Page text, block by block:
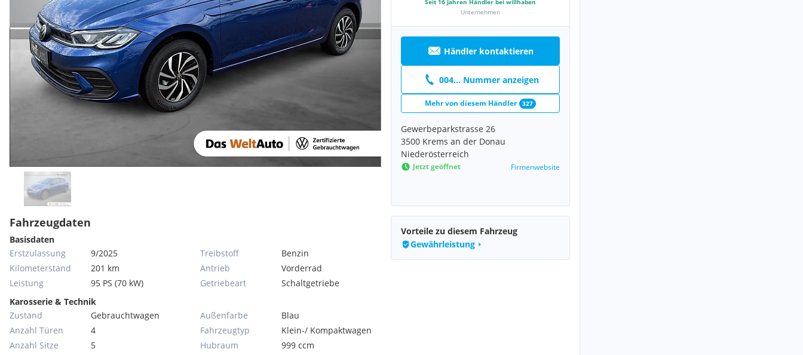
Seit 16 Jahren Händler bei willhaben
Unternehmen
Händler kontaktieren
004... Nummer anzeigen
Mehr von diesem Händler 327
Gewerbeparkstrasse 26
3500 Krems an der Donau
Niederösterreich
Jetzt geöffnet Firmenwebsite
Fahrzeugdaten
Basisdaten
Erstzulassung
9/2025
Kilometerstand
201 km
Leistung
95 PS (70 kW)
Treibstoff
Benzin
Antrieb
Vorderrad
Getriebeart
Schaltgetriebe
Karosserie & Technik
Zustand
Gebrauchtwagen
Anzahl Türen
4
Anzahl Sitze
5
Außenfarbe
Blau
Fahrzeugtyp
Klein-/ Kompaktwagen
Hubraum
999 ccm
Vorteile zu diesem Fahrzeug
Gewährleistung